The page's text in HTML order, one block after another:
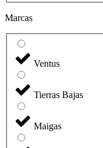
Marcas
Ventus
Tierras Bajas
Maigas